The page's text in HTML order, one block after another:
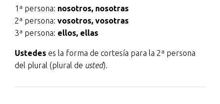
1ª persona: nosotros, nosotras
2ª persona: vosotros, vosotras
3ª persona: ellos, ellas
Ustedes es la forma de cortesía para la 2ª persona
del plural (plural de usted).